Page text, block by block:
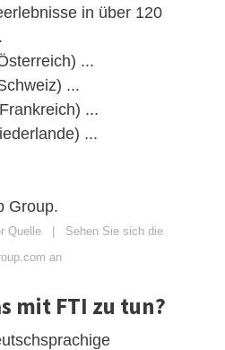
in über 120
...
...
...
...
Group.
Quelle
Sehen Sie sich die
an
mit FTI zu tun?